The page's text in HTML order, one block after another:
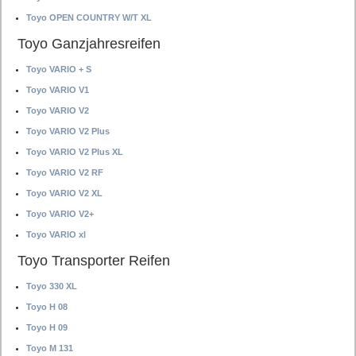
Toyo OPEN COUNTRY W/T XL
Toyo Ganzjahresreifen
Toyo VARIO + S
Toyo VARIO V1
Toyo VARIO V2
Toyo VARIO V2 Plus
Toyo VARIO V2 Plus XL
Toyo VARIO V2 RF
Toyo VARIO V2 XL
Toyo VARIO V2+
Toyo VARIO xl
Toyo Transporter Reifen
Toyo 330 XL
Toyo H 08
Toyo H 09
Toyo M 131